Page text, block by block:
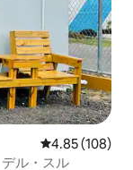
レビュー108
4.85 (108)
ル・スル